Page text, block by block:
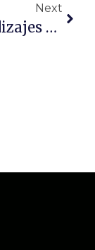
Next
5 Aprendizajes Sobre Productividad, Liderazgo Y Claridad Que Cambiaron Mi Forma De Trabajar